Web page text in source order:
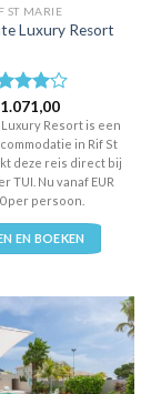
ST MARIE
Luxury Resort
5
1.071,00
Resort is een
in Rif St
deze reis direct bij
TUI. Nu vanaf EUR
per persoon.
EN BOEKEN